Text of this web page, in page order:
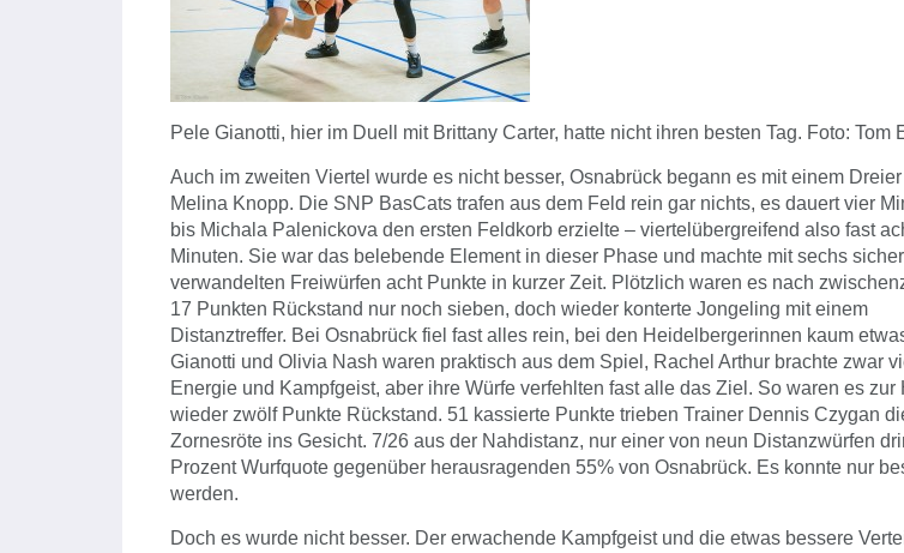
Pele Gianotti, hier im Duell mit Brittany Carter, hatte nicht ihren besten Tag. Foto: Tom
Auch im zweiten Viertel wurde es nicht besser, Osnabrück begann es mit einem
Melina Knopp. Die SNP BasCats trafen aus dem Feld rein gar nichts, es dauert vier
bis Michala Palenickova den ersten Feldkorb erzielte – viertelübergreifend also fast
Minuten. Sie war das belebende Element in dieser Phase und machte mit sechs sicher
verwandelten Freiwürfen acht Punkte in kurzer Zeit. Plötzlich waren es nach
17 Punkten Rückstand nur noch sieben, doch wieder konterte Jongeling mit einem
Distanztreffer. Bei Osnabrück fiel fast alles rein, bei den Heidelbergerinnen kaum
Gianotti und Olivia Nash waren praktisch aus dem Spiel, Rachel Arthur brachte zwar
Energie und Kampfgeist, aber ihre Würfe verfehlten fast alle das Ziel. So waren es zur
wieder zwölf Punkte Rückstand. 51 kassierte Punkte trieben Trainer Dennis Czygan
Zornesröte ins Gesicht. 7/26 aus der Nahdistanz, nur einer von neun Distanzwürfen
Prozent Wurfquote gegenüber herausragenden 55% von Osnabrück. Es konnte nur
werden.
Doch es wurde nicht besser. Der erwachende Kampfgeist und die etwas bessere